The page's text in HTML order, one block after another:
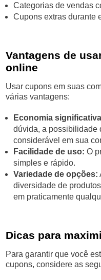
Categorias de vendas
Cupons extras durante
Vantagens de
online
Usar cupons em suas
várias vantagens:
Economia
dúvida, a possibilidade
considerável em sua
Facilidade de uso: O
simples e rápido.
Variedade de opções:
diversidade de
em praticamente
Dicas para
Para garantir que você
cupons, considere as